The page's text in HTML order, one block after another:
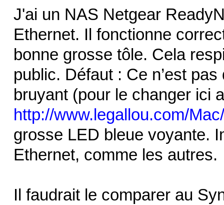
J'ai un NAS Netgear
Ethernet. Il fonctionne
bonne grosse tôle. Cela
public. Défaut : Ce n’est
bruyant (pour le changer ici
http://www.legallou.com/
grosse LED bleue voyante.
Ethernet, comme les autres.
Il faudrait le comparer au